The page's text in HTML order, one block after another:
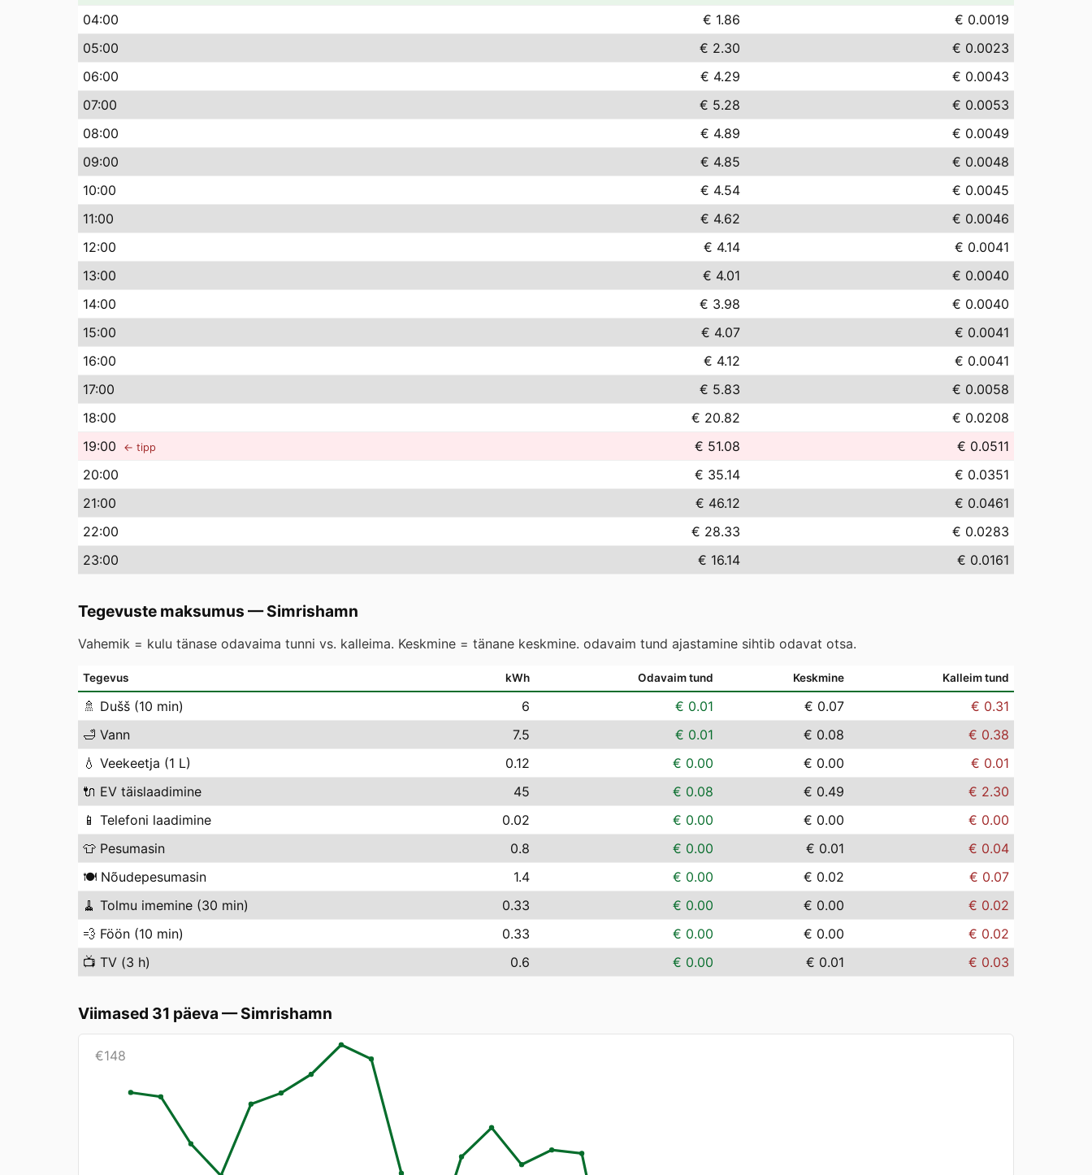
04:00 € 1.86
€ 0.0019
05:00 € 2.30
€ 0.0023
06:00 € 4.29
€ 0.0043
07:00 € 5.28
€ 0.0053
08:00 € 4.89
€ 0.0049
09:00 € 4.85
€ 0.0048
10:00 € 4.54
€ 0.0045
11:00 € 4.62
€ 0.0046
12:00 € 4.14
€ 0.0041
13:00 € 4.01
€ 0.0040
14:00 € 3.98
€ 0.0040
15:00 € 4.07
€ 0.0041
16:00 € 4.12
€ 0.0041
17:00 € 5.83
€ 0.0058
18:00 € 20.82
€ 0.0208
19:00 ← tipp € 51.08
€ 0.0511
20:00 € 35.14
€ 0.0351
21:00 € 46.12
€ 0.0461
22:00 € 28.33
€ 0.0283
23:00 € 16.14 € 0.0161
Tegevuste maksumus —Simrishamn
Vahemik = kulu tänase odavaima tunni vs. kalleima. Keskmine = tänane keskmine. odavaim tund ajastamine sihtib odavat otsa.
Tegevus kWh Odavaim tund Keskmine Kalleim tund
🚿 Dušš (10 min) 6 € 0.01 € 0.07
€ 0.31
🛁 Vann 7.5 € 0.01 € 0.08
€ 0.38
💧 Veekeetja (1 L) 0.12 € 0.00 € 0.00
€ 0.01
🔌 EV täislaadimine 45 € 0.08 € 0.49
€ 2.30
📱 Telefoni laadimine 0.02 € 0.00 € 0.00
€ 0.00
👕 Pesumasin 0.8 € 0.00 € 0.01
€ 0.04
🍽️ Nõudepesumasin 1.4 € 0.00 € 0.02
€ 0.07
🧹 Tolmu imemine (30 min) 0.33 € 0.00 € 0.00
€ 0.02
💨 Föön (10 min) 0.33 € 0.00 € 0.00
€ 0.02
📺 TV (3 h) 0.6 € 0.00 € 0.01 € 0.03
Viimased 31 päeva —Simrishamn
€148